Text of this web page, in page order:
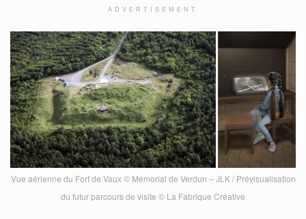
ADVERTISEMENT
Vue aérienne du Fort de Vaux © Mémorial de Verdun – JLK / Prévisualisation
du futur parcours de visite © La Fabrique Créative